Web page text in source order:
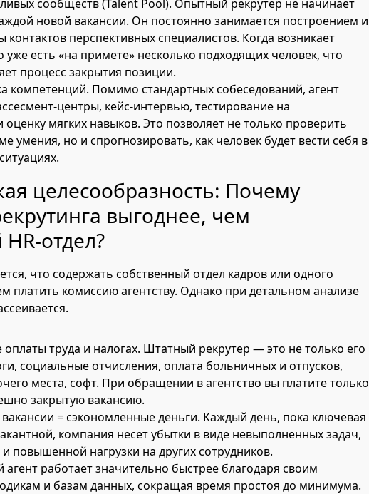
сообществ (Talent Pool). Опытный рекрутер не начинает
новой вакансии. Он постоянно занимается построением и
перспективных специалистов. Когда возникает
уже есть «на примете» несколько подходящих человек, что
процесс закрытия позиции.
компетенций. Помимо стандартных собеседований, агент
центры, кейс-интервью, тестирование на
мягких навыков. Это позволяет не только проверить
умения, но и спрогнозировать, как человек будет вести себя в
целесообразность: Почему
выгоднее, чем
отдел?
что содержать собственный отдел кадров или одного
платить комиссию агентству. Однако при детальном анализе
труда и налогах. Штатный рекрутер — это не только его
социальные отчисления, оплата больничных и отпусков,
места, софт. При обращении в агентство вы платите только
закрытую вакансию.
= сэкономленные деньги. Каждый день, пока ключевая
компания несет убытки в виде невыполненных задач,
повышенной нагрузки на других сотрудников.
работает значительно быстрее благодаря своим
и базам данных, сокращая время простоя до минимума.